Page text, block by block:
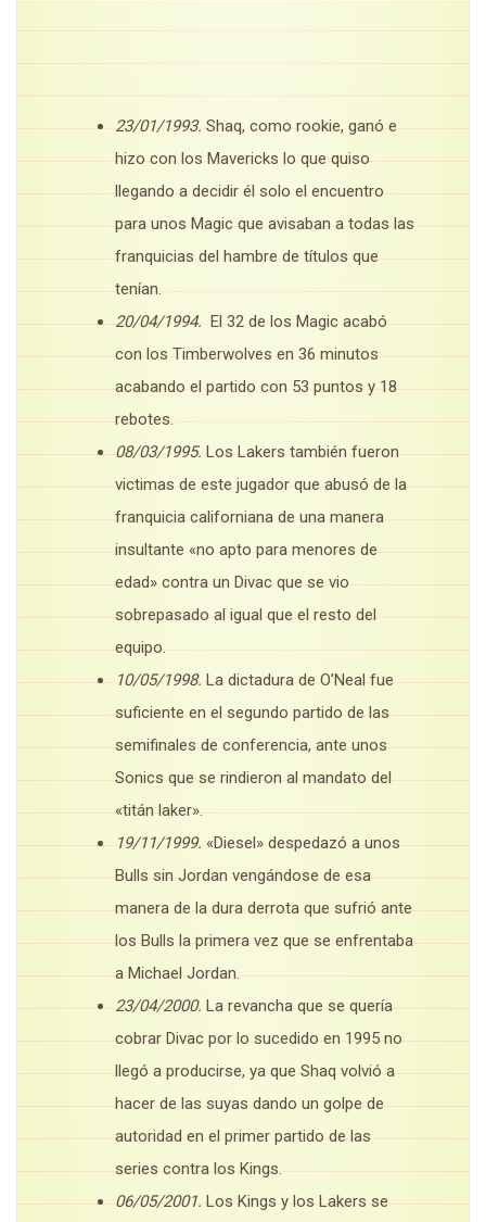
23/01/1993. Shaq, como rookie, ganó e
hizo con los Mavericks lo que quiso
llegando a decidir él solo el encuentro
para unos Magic que avisaban a todas las
franquicias del hambre de títulos que
tenían.
20/04/1994. El 32 de los Magic acabó
con los Timberwolves en 36 minutos
acabando el partido con 53 puntos y 18
rebotes.
08/03/1995. Los Lakers también fueron
victimas de este jugador que abusó de la
franquicia californiana de una manera
insultante «no apto para menores de
edad» contra un Divac que se vio
sobrepasado al igual que el resto del
equipo.
10/05/1998. La dictadura de O’Neal fue
suficiente en el segundo partido de las
semifinales de conferencia, ante unos
Sonics que se rindieron al mandato del
«titán laker».
19/11/1999. «Diesel» despedazó a unos
Bulls sin Jordan vengándose de esa
manera de la dura derrota que sufrió ante
los Bulls la primera vez que se enfrentaba
a Michael Jordan.
23/04/2000. La revancha que se quería
cobrar Divac por lo sucedido en 1995 no
llegó a producirse, ya que Shaq volvió a
hacer de las suyas dando un golpe de
autoridad en el primer partido de las
series contra los Kings.
06/05/2001. Los Kings y los Lakers se